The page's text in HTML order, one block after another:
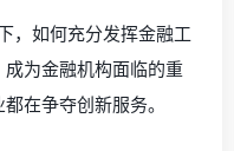
，如何充分发挥金融工
为金融机构面临的重
在争夺创新服务。